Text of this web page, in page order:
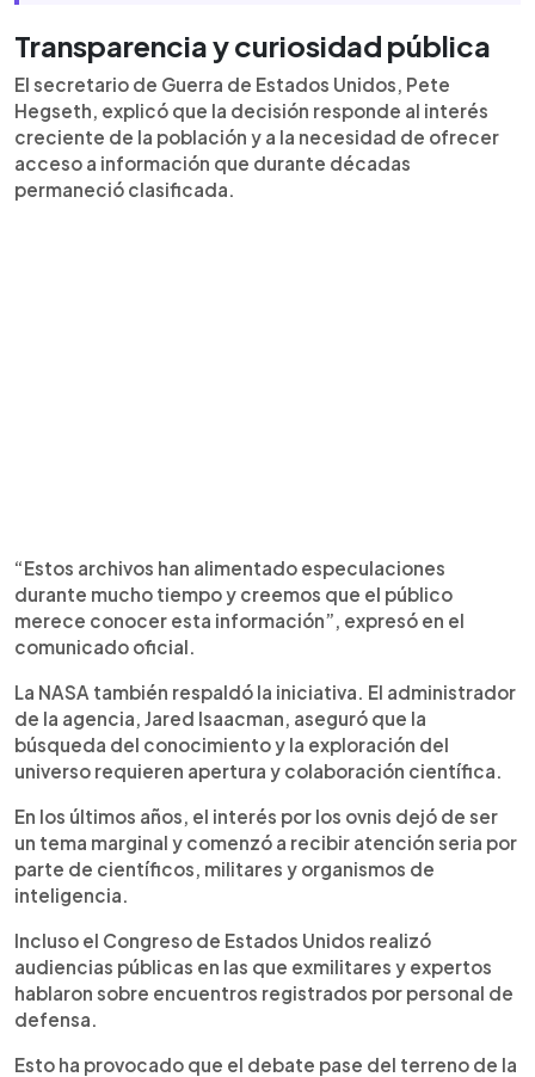
Transparencia y curiosidad pública
El secretario de Guerra de Estados Unidos, Pete
Hegseth, explicó que la decisión responde al interés
creciente de la población y a la necesidad de ofrecer
acceso a información que durante décadas
permaneció clasificada.
“Estos archivos han alimentado especulaciones
durante mucho tiempo y creemos que el público
merece conocer esta información”, expresó en el
comunicado oficial.
La NASA también respaldó la iniciativa. El administrador
de la agencia, Jared Isaacman, aseguró que la
búsqueda del conocimiento y la exploración del
universo requieren apertura y colaboración científica.
En los últimos años, el interés por los ovnis dejó de ser
un tema marginal y comenzó a recibir atención seria por
parte de científicos, militares y organismos de
inteligencia.
Incluso el Congreso de Estados Unidos realizó
audiencias públicas en las que exmilitares y expertos
hablaron sobre encuentros registrados por personal de
defensa.
Esto ha provocado que el debate pase del terreno de la